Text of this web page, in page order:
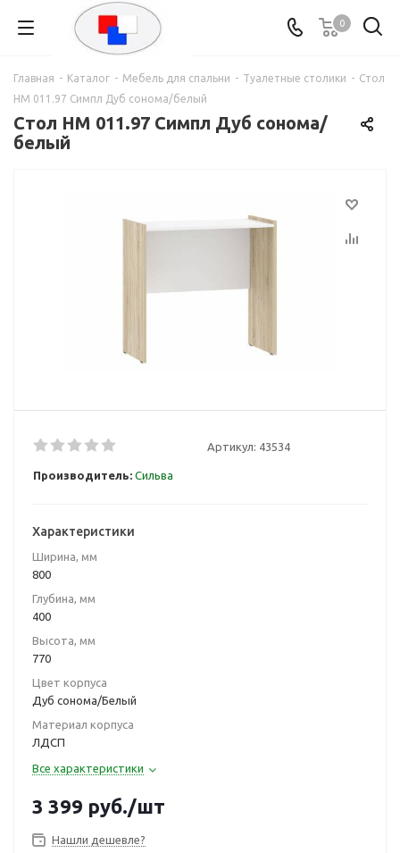
0
Главная - Каталог - Мебель для спальни - Туалетные столики - Стол
НМ 011.97 Симпл Дуб сонома/белый
Стол НМ 011.97 Симпл Дуб сонома/
белый
Артикул: 43534
Производитель: Сильва
Характеристики
Ширина, мм
800
Глубина, мм
400
Высота, мм
770
Цвет корпуса
Дуб сонома/Белый
Материал корпуса
ЛДСП
Все характеристики
3 399 руб./шт
Нашли дешевле?